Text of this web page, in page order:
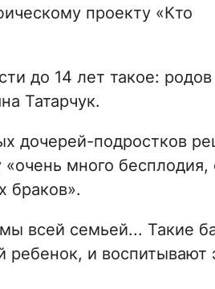
проекту «Кто
до 14 лет такое: родов
Татарчук.
дочерей-подростков
много бесплодия,
браков».
всей семьей... Такие
ребенок, и воспитывают